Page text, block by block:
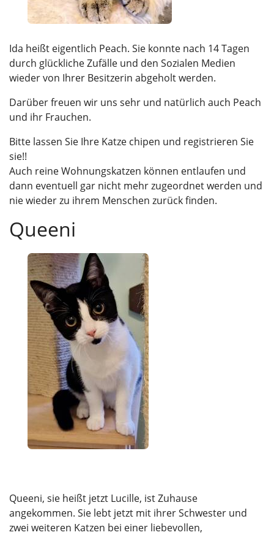
Ida heißt eigentlich Peach. Sie konnte nach 14 Tagen
durch glückliche Zufälle und den Sozialen Medien
wieder von Ihrer Besitzerin abgeholt werden.
Darüber freuen wir uns sehr und natürlich auch Peach
und ihr Frauchen.
Bitte lassen Sie Ihre Katze chipen und registrieren Sie
sie!!
Auch reine Wohnungskatzen können entlaufen und
dann eventuell gar nicht mehr zugeordnet werden und
nie wieder zu ihrem Menschen zurück finden.
Queeni
Queeni, sie heißt jetzt Lucille, ist Zuhause
angekommen. Sie lebt jetzt mit ihrer Schwester und
zwei weiteren Katzen bei einer liebevollen,